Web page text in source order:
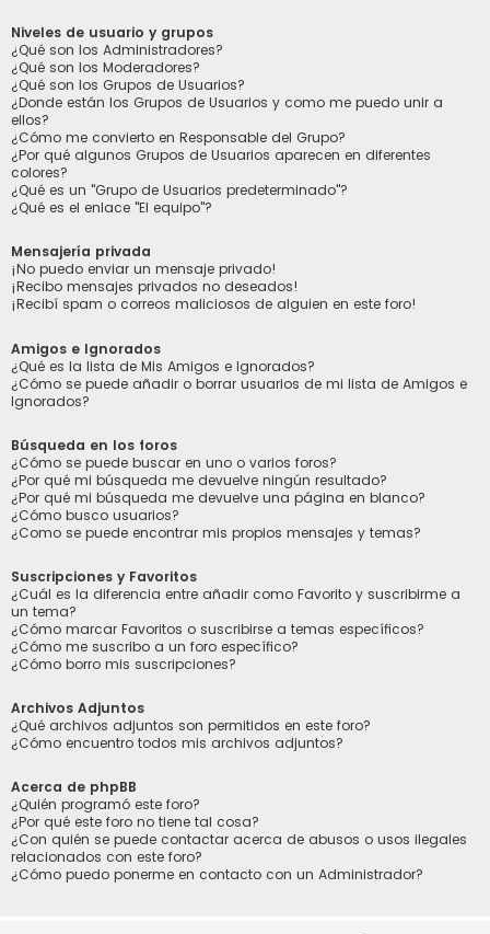
Niveles de usuario y grupos
¿Qué son los Administradores?
¿Qué son los Moderadores?
¿Qué son los Grupos de Usuarios?
¿Donde están los Grupos de Usuarios y como me puedo unir a
ellos?
¿Cómo me convierto en Responsable del Grupo?
¿Por qué algunos Grupos de Usuarios aparecen en diferentes
colores?
¿Qué es un "Grupo de Usuarios predeterminado"?
¿Qué es el enlace "El equipo"?
Mensajería privada
¡No puedo enviar un mensaje privado!
¡Recibo mensajes privados no deseados!
¡Recibí spam o correos maliciosos de alguien en este foro!
Amigos e Ignorados
¿Qué es la lista de Mis Amigos e Ignorados?
¿Cómo se puede añadir o borrar usuarios de mi lista de Amigos e
Ignorados?
Búsqueda en los foros
¿Cómo se puede buscar en uno o varios foros?
¿Por qué mi búsqueda me devuelve ningún resultado?
¿Por qué mi búsqueda me devuelve una página en blanco?
¿Cómo busco usuarios?
¿Como se puede encontrar mis propios mensajes y temas?
Suscripciones y Favoritos
¿Cuál es la diferencia entre añadir como Favorito y suscribirme a
un tema?
¿Cómo marcar Favoritos o suscribirse a temas específicos?
¿Cómo me suscribo a un foro específico?
¿Cómo borro mis suscripciones?
Archivos Adjuntos
¿Qué archivos adjuntos son permitidos en este foro?
¿Cómo encuentro todos mis archivos adjuntos?
Acerca de phpBB
¿Quién programó este foro?
¿Por qué este foro no tiene tal cosa?
¿Con quién se puede contactar acerca de abusos o usos ilegales
relacionados con este foro?
¿Cómo puedo ponerme en contacto con un Administrador?